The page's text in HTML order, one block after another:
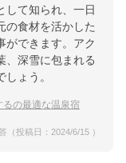
して知られ、一日
の食材を活かした
ができます。アク
、深雪に包まれる
ょう。
るの最適な温泉宿
（投稿日：2024/6/15 ）